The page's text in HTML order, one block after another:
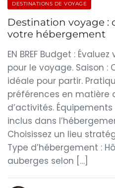
DESTINATIONS DE VOYAGE
Destination voyage :
votre hébergement
EN BREF Budget :
pour le voyage. Saison :
idéale pour partir.
préférences en matière
d’activités.
inclus dans
Choisissez un lieu
Type d’hébergement :
auberges selon […]